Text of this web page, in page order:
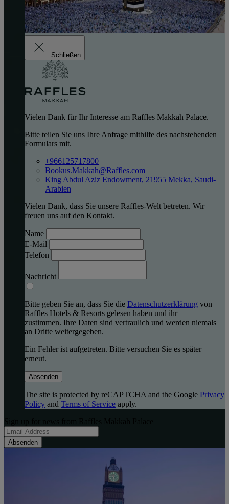
Schließen
Vielen Dank für Ihr Interesse am Raffles Makkah Palace.
Bitte teilen Sie uns Ihre Anfrage mithilfe des nachstehenden
Formulars mit.
+966125717800
Bookus.Makkah@Raffles.com
King Abdul Aziz Endowment, 21955 Mekka, Saudi-
Arabien
Vielen Dank, dass Sie unsere Raffles-Welt betreten. Wir
freuen uns auf den Kontakt.
Name
E-Mail
Telefon
Nachricht
Bitte geben Sie an, dass Sie die Datenschutzerklärung von
Raffles Hotels & Resorts gelesen haben und ihr
zustimmen. Ihre Daten sind vertraulich und werden niemals
an Dritte weitergegeben.
Ein Fehler ist aufgetreten. Bitte versuchen Sie es später
erneut.
Absenden
The site is protected by reCAPTCHA and the Google Privacy
Policy and Terms of Service apply.
Absenden